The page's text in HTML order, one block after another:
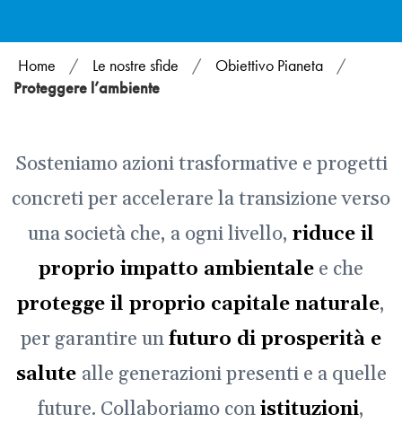
Home / Le nostre sfide / Obiettivo Pianeta
/
Proteggere l’ambiente
Sosteniamo azioni trasformative e progetti
concreti per accelerare la transizione verso
una società che, a ogni livello, riduce il
proprio impatto ambientale e che
protegge il proprio capitale naturale,
per garantire unfuturo di prosperità e
salute alle generazioni presenti e a quelle
future. Collaboriamo conistituzioni,